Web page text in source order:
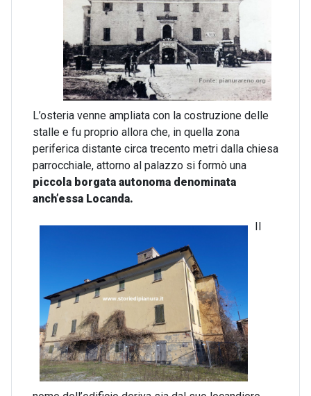
L’osteria venne ampliata con la costruzione delle
stalle e fu proprio allora che, in quella zona
periferica distante circa trecento metri dalla chiesa
parrocchiale, attorno al palazzo si formò una
piccola borgata autonoma denominata
anch’essa Locanda.
Il